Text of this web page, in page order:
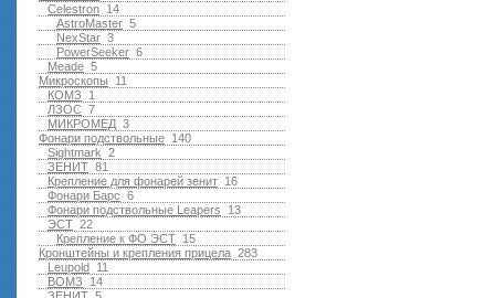
14
Celestron
5
AstroMaster
3
NexStar
6
PowerSeeker
5
Meade
11
Микроскопы
1
КОМЗ
7
ЛЗОС
3
МИКРОМЕД
140
Фонари подствольные
2
Sightmark
81
ЗЕНИТ
16
Крепление для фонарей зенит
6
Фонари Барс
13
Фонари подствольные Leapers
22
ЭСТ
15
Крепление к ФО ЭСТ
283
Кронштейны и крепления прицела
11
Leupold
14
ВОМЗ